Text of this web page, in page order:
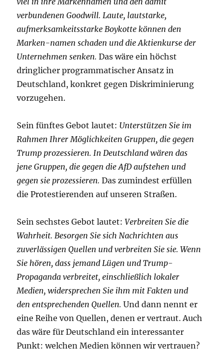
verbundenen Goodwill. Laute, lautstarke,
aufmerksamkeitsstarke Boykotte können den
Marken-namen schaden und die Aktienkurse der
Unternehmen senken. Das wäre ein höchst
dringlicher programmatischer Ansatz in
Deutschland, konkret gegen Diskriminierung
vorzugehen.
Sein fünftes Gebot lautet: Unterstützen Sie im
Rahmen Ihrer Möglichkeiten Gruppen, die gegen
Trump prozessieren. In Deutschland wären das
jene Gruppen, die gegen die AfD aufstehen und
gegen sie prozessieren. Das zumindest erfüllen
die Protestierenden auf unseren Straßen.
Sein sechstes Gebot lautet:Verbreiten Sie die
Wahrheit. Besorgen Sie sich Nachrichten aus
zuverlässigen Quellen und verbreiten Sie sie. Wenn
Sie hören, dass jemand Lügen und Trump-
Propaganda verbreitet, einschließlich lokaler
Medien, widersprechen Sie ihm mit Fakten und
den entsprechenden Quellen.Und dann nennt er
eine Reihe von Quellen, denen er vertraut. Auch
das wäre für Deutschland ein interessanter
Punkt: welchen Medien können wir vertrauen?